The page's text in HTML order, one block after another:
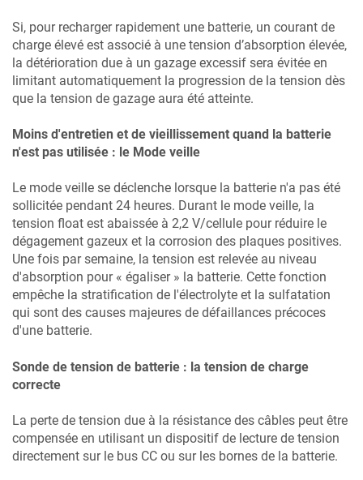
Si, pour recharger rapidement une batterie, un courant de
charge élevé est associé à une tension d’absorption élevée,
la détérioration due à un gazage excessif sera évitée en
limitant automatiquement la progression de la tension dès
que la tension de gazage aura été atteinte.
Moins d'entretien et de vieillissement quand la batterie
n'est pas utilisée : le Mode veille
Le mode veille se déclenche lorsque la batterie n'a pas été
sollicitée pendant 24 heures. Durant le mode veille, la
tension float est abaissée à 2,2 V/cellule pour réduire le
dégagement gazeux et la corrosion des plaques positives.
Une fois par semaine, la tension est relevée au niveau
d'absorption pour « égaliser » la batterie. Cette fonction
empêche la stratification de l'électrolyte et la sulfatation
qui sont des causes majeures de défaillances précoces
d'une batterie.
Sonde de tension de batterie : la tension de charge
correcte
La perte de tension due à la résistance des câbles peut être
compensée en utilisant un dispositif de lecture de tension
directement sur le bus CC ou sur les bornes de la batterie.